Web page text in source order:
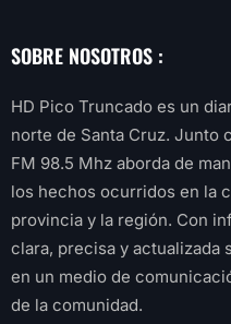
SOBRE NOSOTROS :
HD Pico Truncado es un
norte de Santa Cruz. Junto
FM 98.5 Mhz aborda de
los hechos ocurridos en la
provincia y la región. Con
clara, precisa y actualizada
en un medio de
de la comunidad.